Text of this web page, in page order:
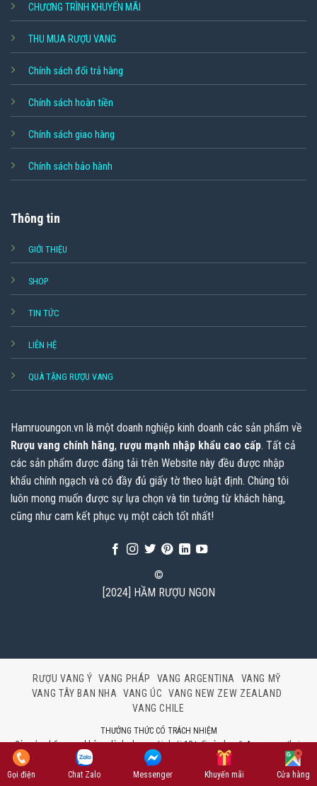
CHƯƠNG TRÌNH KHUYẾN MÃI
THU MUA RƯỢU VANG
Chính sách đổi trả hàng
Chính sách hoàn tiền
Chính sách giao hàng
Chính sách bảo hành
Thông tin
GIỚI THIỆU
SHOP
TIN TỨC
LIÊN HỆ
QUÀ TẶNG RƯỢU VANG
Hamruoungon.vn là một doanh nghiệp kinh doanh các sản phẩm về
Rượu vang chính hãng, rượu mạnh nhập khẩu cao cấp. Tất cả
các sản phẩm được đăng tải trên Website này đều được nhập
khẩu chính ngạch và có đầy đủ giấy tờ theo luật định. Chúng tôi
luôn mong muốn được sự lựa chọn và tin tưởng từ khách hàng,
cũng như cam kết phục vụ một cách tốt nhất!
©
[2024] HẦM RƯỢU NGON
RƯỢU VANG Ý VANG PHÁP VANG ARGENTINA
VANG MỸ
VANG TÂY BAN NHA
VANG ÚC
VANG NEW ZEW ZEALAND
VANG CHILE
THƯỞNG THỨC CÓ TRÁCH NHIỆM
Các sản phẩm rượu không dành cho người dưới 18 tuổi và phụ nữ đang mang thai.
Bản quyền © 2024 HẦM RƯỢU NGON Hiện thân của sự cống hiến không ngừng để
đạt tới sự hoàn hảo
Gọi điện Chat Zalo Messenger Khuyến mãi Cửa hàng